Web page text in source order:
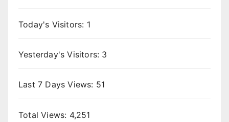
Today's Visitors: 1
Yesterday's Visitors: 3
Last 7 Days Views: 51
Total Views: 4,251